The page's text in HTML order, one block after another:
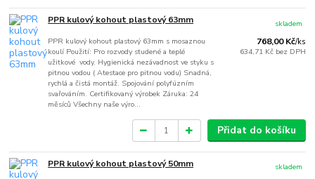
PPR kulový kohout plastový 63mm
PPR kulový kohout plastový 63mm s mosaznou
koulí Použití: Pro rozvody studené a teplé
užitkové vody. Hygienická nezávadnost ve styku s
pitnou vodou ( Atestace pro pitnou vodu) Snadná,
rychlá a čistá montáž. Spojování polyfúzním
svařováním. Certifikovaný výrobek Záruka: 24
měsíců Všechny naše výro...
768,00 Kč/ks
634,71 Kč bez DPH
skladem
Přidat do košíku
PPR kulový kohout plastový 50mm skladem